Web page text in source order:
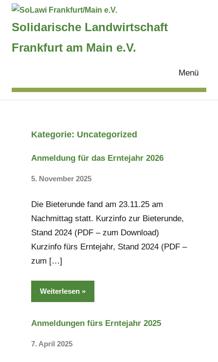
Zum
springen
SoLawi
Solidarische Landwirtschaft
Frankfurt am Main e.V.
Menü
Kategorie: Uncategorized
Anmeldung für das Erntejahr 2026
5. November 2025
Die Bieterunde fand am 23.11.25 am
Nachmittag statt. Kurzinfo zur Bieterunde,
Stand 2024 (PDF – zum Download)
Kurzinfo fürs Erntejahr, Stand 2024 (PDF –
zum […]
Weiterlesen
Anmeldungen fürs Erntejahr 2025
7. April 2025